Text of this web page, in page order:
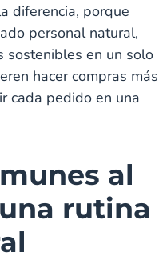
diferencia, porque
personal natural,
sostenibles en un solo
hacer compras más
cada pedido en una
al
rutina